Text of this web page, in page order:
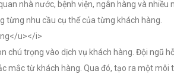
nhà nước, bệnh viện, ngân hàng và nhiều
từng nhu cầu cụ thể của từng khách hàng.
chú trọng vào dịch vụ khách hàng. Đội ngũ
mắc từ khách hàng. Qua đó, tạo ra một